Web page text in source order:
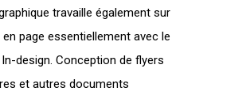
travaille également sur
page essentiellement avec le
design. Conception de flyers
et autres documents